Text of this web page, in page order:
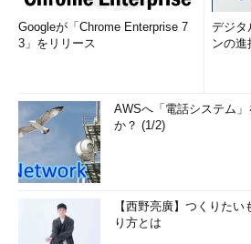
Googleが「Chrome Enterprise 7
3」をリリース
デジタ
ンの進
AWSへ「電話システム
か？ (1/2)
【西野亮廣】つくりた
り方とは